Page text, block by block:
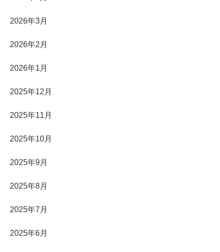
2026年3月
2026年2月
2026年1月
2025年12月
2025年11月
2025年10月
2025年9月
2025年8月
2025年7月
2025年6月